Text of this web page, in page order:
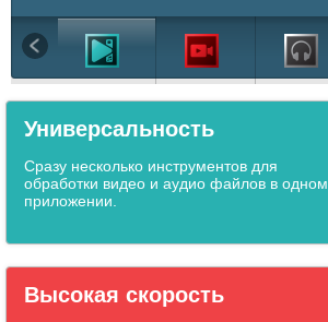
Универсальность
Сразу несколько инструментов для
обработки видео и аудио файлов в одном
приложении.
Высокая скорость